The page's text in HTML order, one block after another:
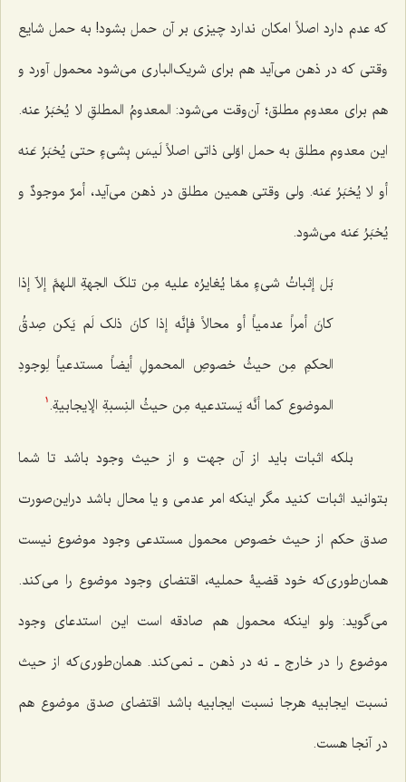
که عدم دارد اصلاً امکان ندارد چیزی بر آن حمل بشود! به حمل شایع
وقتی که در ذهن می‌آید هم برای شریک‌الباری می‌شود محمول آورد و
هم برای معدوم مطلق؛ آن‌وقت می‌شود: المعدومُ المطلقِ لا یُخبَرُ عنه.
این معدوم مطلق به حمل اوّلی ذاتی اصلاً لَیسَ بِشیءٍ حتی یُخبَرُ عَنه
أو لا یُخبَرُ عَنه. ولی وقتی همین مطلق در ذهن می‌آید، أمرٌ موجودٌ و
یُخبَرُ عَنه می‌شود.
بَل إثباتُ شی‌ءٍ ممّا یُغایرُه علیه مِن تلکَ الجهةِ اللهمَّ إلاّ إذا
کانَ أمراً عدمیاً أو محالاً فإنَّه إذا کانَ ذلک لَم یَکن صِدقُ
الحکمِ مِن حیثُ خصوصِ المحمولِ أیضاً مستدعیاً لِوجودِ
الموضوع کما أنَّه یَستدعیه مِن حیثُ النِسبةِ الإیجابیةِ. 1
بلکه اثبات باید از آن جهت و از حیث وجود باشد تا شما
بتوانید اثبات کنید مگر اینکه امر عدمی و یا محال باشد دراین‌صورت
صدق حکم از حیث خصوص محمول مستدعی وجود موضوع نیست
همان‌طوری‌که خود قضیۀ حملیه، اقتضای وجود موضوع را می‌کند.
می‌گوید: ولو اینکه محمول هم صادقه است این استدعای وجود
موضوع را در خارج ـ نه در ذهن ـ نمی‌کند. همان‌طوری‌که از حیث
نسبت ایجابیه هرجا نسبت ایجابیه باشد اقتضای صدق موضوع هم
در آنجا هست.